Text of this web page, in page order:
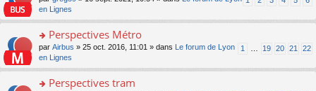
e
nt
pl
ré
c
e
nt
n
lu
le
u
c
a
n
o
n
lu
le
le
m
e
s
s
a
n
n
s
er
le
m
e
s
en Lignes
o
n
s
er
Perspectives Métro
1 19 20 21 22
par Airbus » 25 oct. 2016, 11:01 » dans
Le forum de Lyon
en Lignes
Perspectives tram